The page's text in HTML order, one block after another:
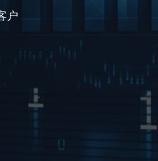
户